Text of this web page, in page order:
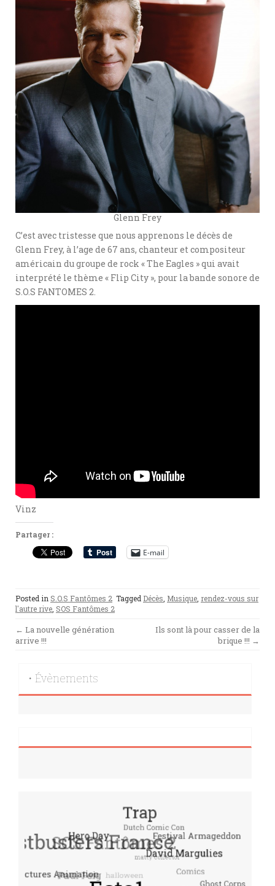
Glenn Frey
C’est avec tristesse que nous apprenons le décès de
Glenn Frey, à l’age de 67 ans, chanteur et compositeur
américain du groupe de rock « The Eagles » qui avait
interprété le thème « Flip City », pour la bande sonore de
S.O.S FANTOMES 2.
Vinz
Partager :
E-mail
Posted inS.O.S Fantômes 2 Tagged Décès, Musique, rendez-vous sur
l'autre rive, SOS Fantômes 2
Post
← La nouvelle génération
arrive !!!
Ils sont là pour casser de la
brique !!! →
• Évènements